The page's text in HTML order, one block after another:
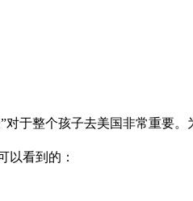
于整个孩子去美国非常重要
以看到的：